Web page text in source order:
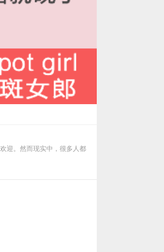
迎。然而现实中，很多人都